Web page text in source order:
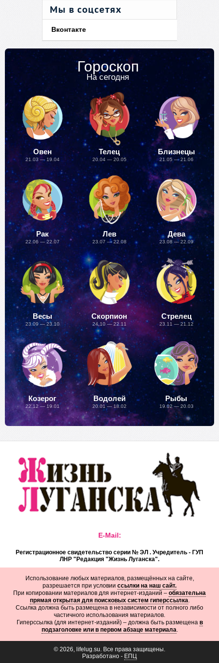
Мы в соцсетях
Вконтакте
Гороскоп
На сегодня
Овен
21.03 — 19.04
Телец
20.04 — 20.05
Близнецы
21.05 — 21.06
Рак
22.06 — 22.07
Лев
23.07 — 22.08
Дева
23.08 — 22.09
Весы
23.09 — 23.10
Скорпион
24.10 — 22.11
Стрелец
23.11 — 21.12
Козерог
22.12 — 19.01
Водолей
20.01 — 18.02
Рыбы
19.02 — 20.03
E-Mail:
Регистрационное свидетельство серии № ЭЛ . Учредитель - ГУП
ЛНР "Редакция "Жизнь Луганска".
Использование любых материалов, размещённых на сайте,
разрешается при условии ссылки на наш сайт.
При копировании материалов для интернет-изданий – обязательна
прямая открытая для поисковых систем гиперссылка.
Ссылка должна быть размещена в независимости от полного либо
частичного использования материалов.
Гиперссылка (для интернет-изданий) – должна быть размещена в
подзаголовке или в первом абзаце материала.
© 2026, lifelug.su. Все права защищены.
Разработано - ЕПЦ